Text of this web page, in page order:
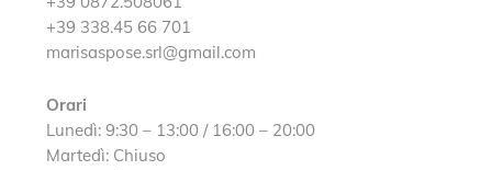
+39 338.45 66 701
marisaspose.srl@gmail.com
Orari
Lunedì: 9:30 – 13:00 / 16:00 – 20:00
Martedì: Chiuso